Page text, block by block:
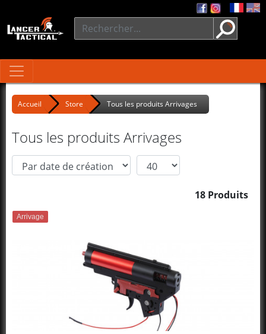
Accueil Store Tous les produits Arrivages
Tous les produits Arrivages
18 Produits
Arrivage